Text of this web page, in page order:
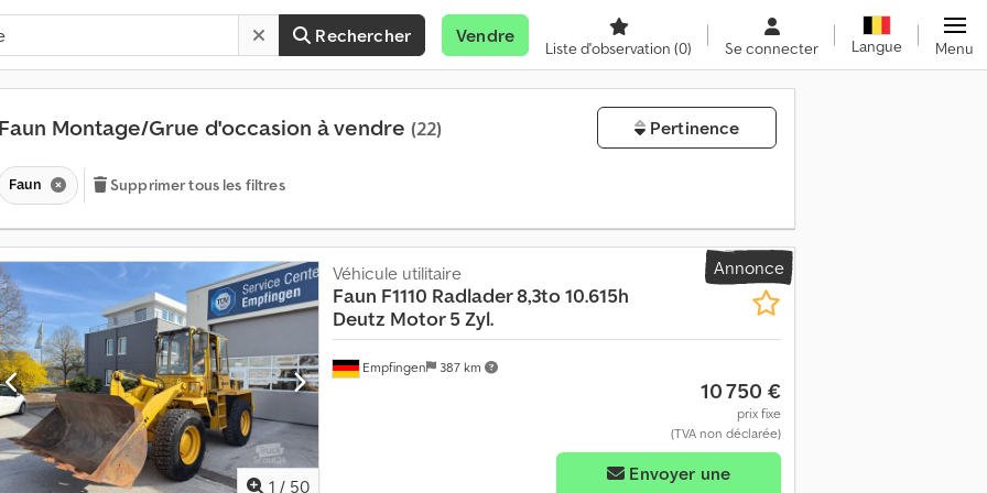
Rechercher Vendre
Liste d'observation (0) Se connecter Langue Menu
Faun Montage/Grue d'occasion à vendre (22) Pertinence
Faun Supprimer tous les filtres
Annonce
1 / 50
Empfingen 387 km
Véhicule utilitaire
Faun F1110 Radlader 8,3to 10.615h
Deutz Motor 5 Zyl.
10 750 €
prix fixe
(TVA non déclarée)
P
l